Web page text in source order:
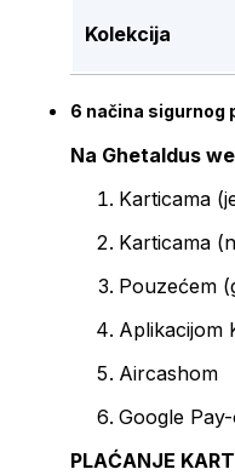
Kolekcija
6 načina sigurnog
Na Ghetaldus
Karticama
Karticama
Pouzećem
Aplikacijom
Aircashom
Google
PLAĆANJE